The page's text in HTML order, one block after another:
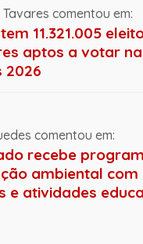
comentou em:
11.321.005
aptos a votar
2026
comentou em:
recebe
ambiental
e atividades